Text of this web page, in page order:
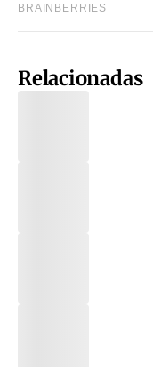
Relacionadas